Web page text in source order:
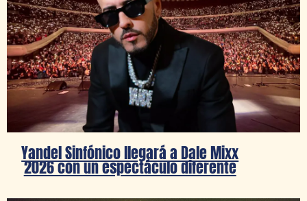
Yandel Sinfónico llegará a Dale Mixx
2026 con un espectáculo diferente